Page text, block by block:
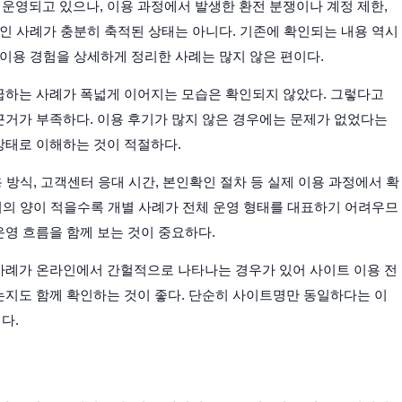
영되고 있으나, 이용 과정에서 발생한 환전 분쟁이나 계정 제한,
사례가 충분히 축적된 상태는 아니다. 기존에 확인되는 내용 역시
용 경험을 상세하게 정리한 사례는 많지 않은 편이다.
는 사례가 폭넓게 이어지는 모습은 확인되지 않았다. 그렇다고
가 부족하다. 이용 후기가 많지 않은 경우에는 문제가 없었다는
로 이해하는 것이 적절하다.
식, 고객센터 응대 시간, 본인확인 절차 등 실제 이용 과정에서 확
양이 적을수록 개별 사례가 전체 운영 형태를 대표하기 어려우므
흐름을 함께 보는 것이 중요하다.
가 온라인에서 간헐적으로 나타나는 경우가 있어 사이트 이용 전
도 함께 확인하는 것이 좋다. 단순히 사이트명만 동일하다는 이
.